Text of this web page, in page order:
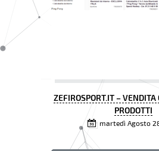
ZEFIROSPORT.IT – VENDITA
PRODOTTI
martedì Agosto